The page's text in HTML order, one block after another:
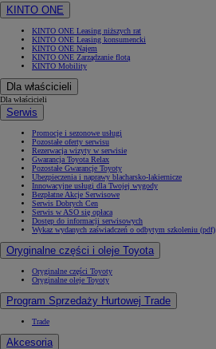
KINTO ONE
KINTO ONE Leasing niższych rat
KINTO ONE Leasing konsumencki
KINTO ONE Najem
KINTO ONE Zarządzanie flotą
KINTO Mobility
Dla właścicieli
Dla właścicieli
Serwis
Promocje i sezonowe usługi
Pozostałe oferty serwisu
Rezerwacja wizyty w serwisie
Gwarancja Toyota Relax
Pozostałe Gwarancje Toyoty
Ubezpieczenia i naprawy blacharsko-lakiernicze
Innowacyjne usługi dla Twojej wygody
Bezpłatne Akcje Serwisowe
Serwis Dobrych Cen
Serwis w ASO się opłaca
Dostęp do informacji serwisowych
Wykaz wydanych zaświadczeń o odbytym szkoleniu (pdf)
Oryginalne części i oleje Toyota
Oryginalne części Toyoty
Oryginalne oleje Toyoty
Program Sprzedaży Hurtowej Trade
Trade
Akcesoria